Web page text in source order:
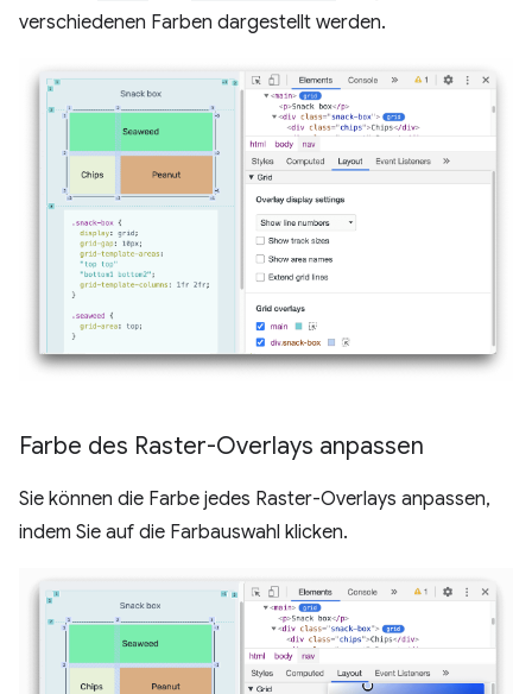
verschiedenen Farben dargestellt werden.
Farbe des Raster-Overlays anpassen
Sie können die Farbe jedes Raster-Overlays anpassen,
indem Sie auf die Farbauswahl klicken.